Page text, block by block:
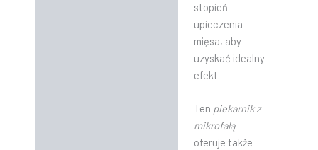
stopień
upieczenia
mięsa, aby
uzyskać idealny
efekt.
Ten piekarnik z
mikrofalą
oferuje także